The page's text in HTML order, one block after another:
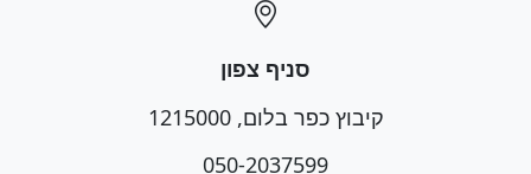
סניף צפון
קיבוץ כפר בלום, 1215000
050-2037599